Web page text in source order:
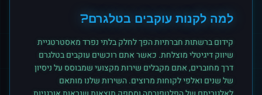
למה לקנות עוקבים בטלגרם?
קידום ברשתות חברתיות הפך לחלק בלתי נפרד מאסטרטגיית
שיווק דיגיטלי מוצלחת. כאשר אתם רוכשים עוקביםבטלגרם
דרך מחוברים, אתם מקבלים שירות מקצועי שמבוסס על ניסיון
של שנים ואלפי לקוחות מרוצים. השירות שלנו מותאם